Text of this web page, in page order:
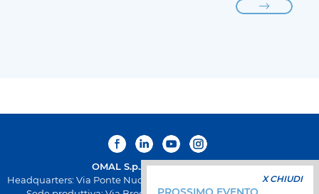
OMAL S.p.A.Società Benefit
Headquarters: Via Ponte Nuovo 11, Rodengo Saiano (Brescia) Italia
X CHIUDI